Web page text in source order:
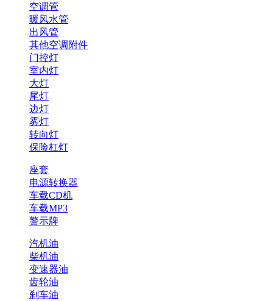
空调管
暖风水管
出风管
其他空调附件
门控灯
室内灯
大灯
尾灯
边灯
雾灯
转向灯
保险杠灯
座套
电源转换器
车载CD机
车载MP3
警示牌
汽机油
柴机油
变速器油
齿轮油
刹车油